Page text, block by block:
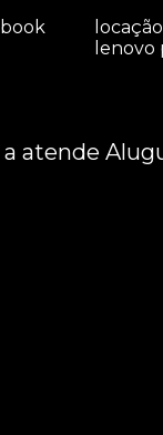
lenovo
atende